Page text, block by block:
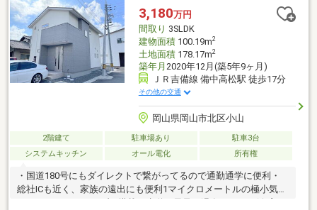
った時にも安心♪■仲介費無料初期費用を抑えられるので、賢くマ
イホーム購入を検討できます＾＾※司法書士指定あり
3,180万円
間取り 3SLDK
建物面積100.19m2
土地面積178.17m2
築年月 2020年12月(築5年9ヶ月)
ＪＲ吉備線 備中高松駅 徒歩17分
その他の交通
岡山県岡山市北区小山
2階建て 駐車場あり
駐車3台
システムキッチン
オール電化 所有権
・国道180号にもダイレクトで繋がってるので通勤通学に便利・
総社ICも近く、家族の遠出にも便利1マイクロメートルの極小気泡